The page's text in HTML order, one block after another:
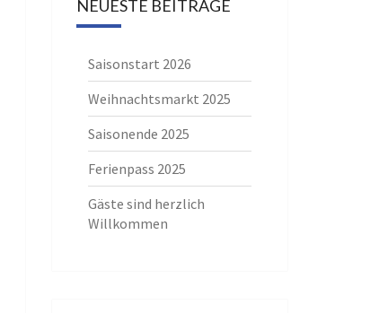
NEUESTE BEITRÄGE
Saisonstart 2026
Weihnachtsmarkt 2025
Saisonende 2025
Ferienpass 2025
Gäste sind herzlich
Willkommen